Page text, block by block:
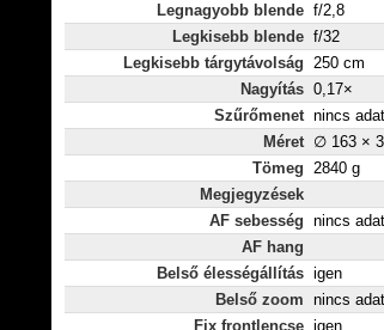
Legnagyobb blende f/2,8
Legkisebb blende f/32
Legkisebb tárgytávolság 250 cm
Nagyítás 0,17×
Szűrőmenet nincs adat
Méret ∅ 163 ×
Tömeg 2840 g
Megjegyzések
AF sebesség nincs adat
AF hang
Belső élességállítás igen
Belső zoom nincs adat
Fix frontlencse igen